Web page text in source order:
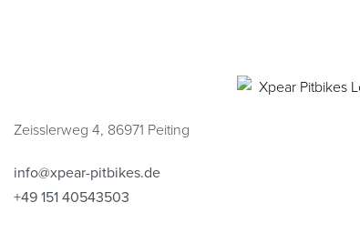
Zeisslerweg 4, 86971 Peiting
info@xpear-pitbikes.de
+49 151 40543503